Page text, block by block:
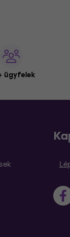
ügyfelek